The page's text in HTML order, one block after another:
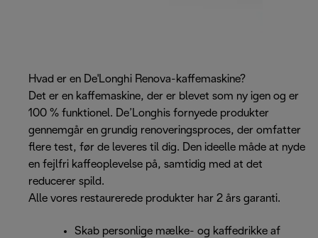
Hvad er en De'Longhi Renova-kaffemaskine?
Det er en kaffemaskine, der er blevet som ny igen og er
100 % funktionel. De’Longhis fornyede produkter
gennemgår en grundig renoveringsproces, der omfatter
flere test, før de leveres til dig. Den ideelle måde at nyde
en fejlfri kaffeoplevelse på, samtidig med at det
reducerer spild.
Alle vores restaurerede produkter har 2 års garanti.
Skab personlige mælke- og kaffedrikke af